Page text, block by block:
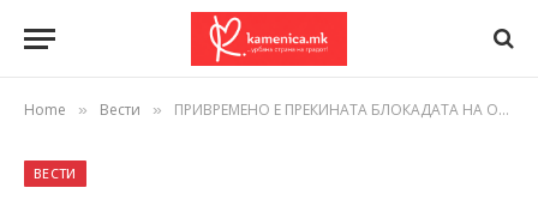
Home » Вести » ПРИВРЕМЕНО Е ПРЕКИНАТА БЛОКАДАТА НА ОРИЗОПРОИЗВОДИТЕЛИТЕ, НО ПРОТЕСТОТ ПРОДОЛЖУВА, ИЗГОТВЕНА Е ПРЕСМЕТКА НА ПРОИЗВОДНИТЕ ТРОШОЦИ
ВЕСТИ